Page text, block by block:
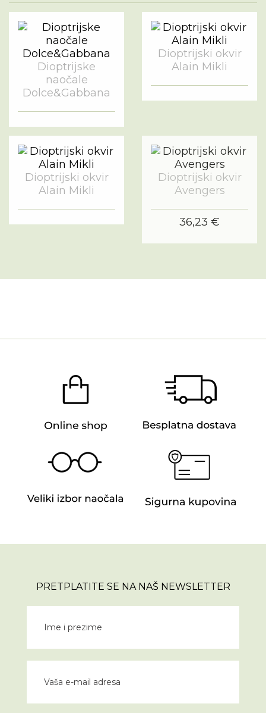
Dioptrijske
naočale
Dolce&Gabbana
Dioptrijski okvir
Alain Mikli
Dioptrijski okvir
Alain Mikli
Dioptrijski okvir
Avengers
36,23 €
PRETPLATITE SE NA NAŠ NEWSLETTER